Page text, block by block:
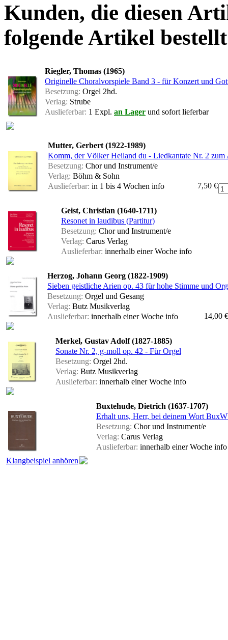
Kunden, die diesen
folgende Artikel
Riegler, Thomas (1965)
Originelle Choralvorspiele Band 3 - für Konzert und
Besetzung: Orgel 2hd.
Verlag: Strube
Auslieferbar: 1 Expl. an Lager und sofort lieferbar
Mutter, Gerbert (1922-1989)
Komm, der Völker Heiland du - Liedkantate Nr. 2 zum
Besetzung: Chor und Instrument/e
Verlag: Böhm & Sohn
Auslieferbar: in 1 bis 4 Wochen info 7,50 €
Geist, Christian (1640-1711)
Resonet in laudibus (Partitur)
Besetzung: Chor und Instrument/e
Verlag: Carus Verlag
Auslieferbar: innerhalb einer Woche info
Herzog, Johann Georg (1822-1909)
Sieben geistliche Arien op. 43 für hohe Stimme und
Besetzung: Orgel und Gesang
Verlag: Butz Musikverlag
Auslieferbar: innerhalb einer Woche info 14,00 €
Merkel, Gustav Adolf (1827-1885)
Sonate Nr. 2, g-moll op. 42 - Für Orgel
Besetzung: Orgel 2hd.
Verlag: Butz Musikverlag
Auslieferbar: innerhalb einer Woche info
Klangbeispiel anhören
Buxtehude, Dietrich (1637-1707)
Erhalt uns, Herr, bei deinem Wort
Besetzung: Chor und Instrument/e
Verlag: Carus Verlag
Auslieferbar: innerhalb einer Woche info